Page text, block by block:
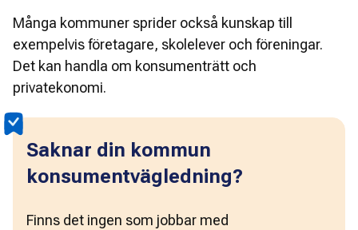
Många kommuner sprider också kunskap till
Det kan handla om konsumenträtt och
privatekonomi.
Saknar din kommun
konsumentvägledning?
Finns det ingen som jobbar med